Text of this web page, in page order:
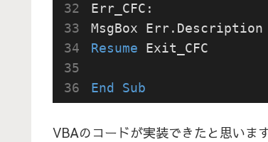
Err_CFC:
Resume Exit_CFC
End Sub
VBAのコードが実装できたと思いま